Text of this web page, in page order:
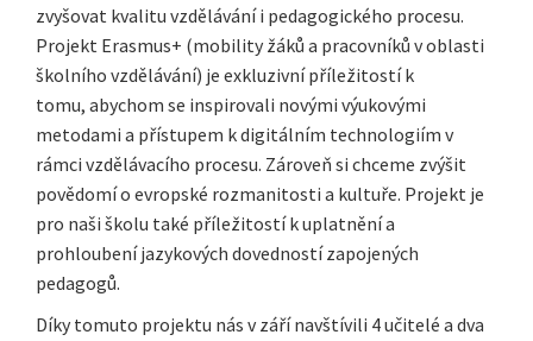
zvyšovat kvalitu vzdělávání i pedagogického procesu.
Projekt Erasmus+ (mobility žáků a pracovníků v oblasti
školního vzdělávání) je exkluzivní příležitostí k
tomu, abychom se inspirovali novými výukovými
metodami a přístupem k digitálním technologiím v
rámci vzdělávacího procesu. Zároveň si chceme zvýšit
povědomí o evropské rozmanitosti a kultuře. Projekt je
pro naši školu také příležitostí k uplatnění a
prohloubení jazykových dovedností zapojených
pedagogů.
Díky tomuto projektu nás v září navštívili 4 učitelé a dva